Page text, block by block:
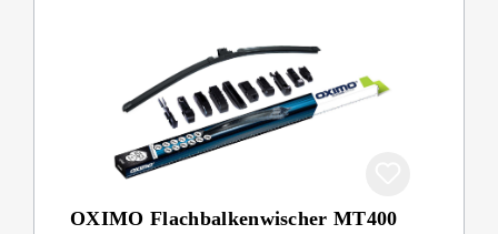
OXIMO Flachbalkenwischer MT400